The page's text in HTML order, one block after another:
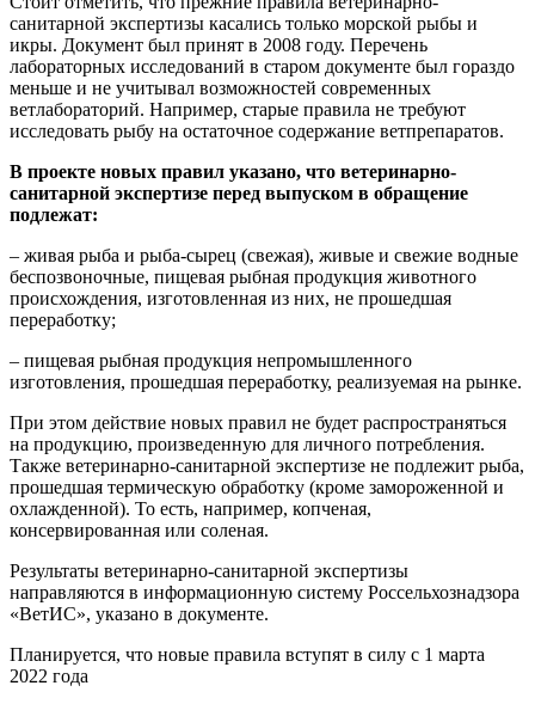
санитарной экспертизы касались только морской рыбы и
икры. Документ был принят в 2008 году. Перечень
лабораторных исследований в старом документе был гораздо
меньше и не учитывал возможностей современных
ветлабораторий. Например, старые правила не требуют
исследовать рыбу на остаточное содержание ветпрепаратов.
В проекте новых правил указано, что ветеринарно-
санитарной экспертизе перед выпуском в обращение
подлежат:
– живая рыба и рыба-сырец (свежая), живые и свежие водные
беспозвоночные, пищевая рыбная продукция животного
происхождения, изготовленная из них, не прошедшая
переработку;
– пищевая рыбная продукция непромышленного
изготовления, прошедшая переработку, реализуемая на рынке.
При этом действие новых правил не будет распространяться
на продукцию, произведенную для личного потребления.
Также ветеринарно-санитарной экспертизе не подлежит рыба,
прошедшая термическую обработку (кроме замороженной и
охлажденной). То есть, например, копченая,
консервированная или соленая.
Результаты ветеринарно-санитарной экспертизы
направляются в информационную систему Россельхознадзора
«ВетИС», указано в документе.
Планируется, что новые правила вступят в силу с 1 марта
2022 года